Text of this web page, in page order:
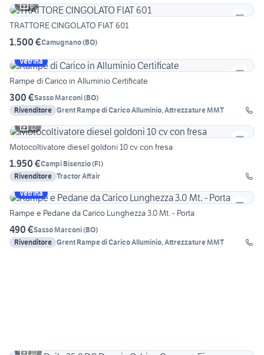
6
TRATTORE CINGOLATO FIAT 601
1.500 €Camugnano(BO)
Vetrina
Rampe di Carico in Alluminio Certificate
300 €Sasso Marconi(BO)
Rivenditore Grent Rampe di Carico Alluminio, Attrezzature MMT
12
Motocoltivatore diesel goldoni 10 cv con fresa
1.950 €Campi Bisenzio(FI)
Rivenditore Tractor Affair
Vetrina
Rampe e Pedane da Carico Lunghezza 3.0 Mt. - Porta
490 €Sasso Marconi(BO)
Rivenditore Grent Rampe di Carico Alluminio, Attrezzature MMT
10